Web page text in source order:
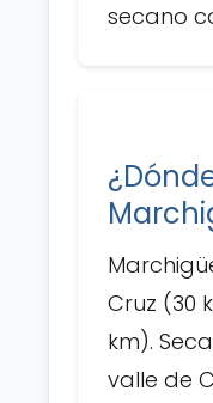
secano
Cruz (30
km).
valle de